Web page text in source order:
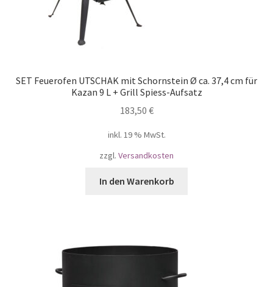
SET Feuerofen UTSCHAK mit Schornstein Ø ca. 37,4 cm für
Kazan 9 L + Grill Spiess-Aufsatz
183,50 €
inkl. 19 % MwSt.
zzgl. Versandkosten
In den Warenkorb